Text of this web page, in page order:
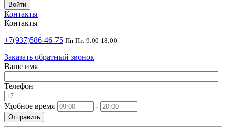
Войти
Контакты
Контакты
+7(937)586-46-75 Пн-Пт: 9:00-18:00
Заказать обратный звонок
Ваше имя
Телефон
Удобное время -
Отправить